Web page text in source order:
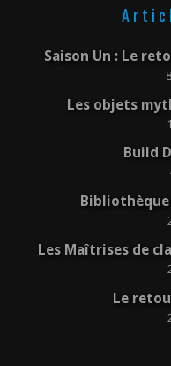
Saison Un : Le
Les objets
Build
Bibliothèque
Les Maîtrises de
Le